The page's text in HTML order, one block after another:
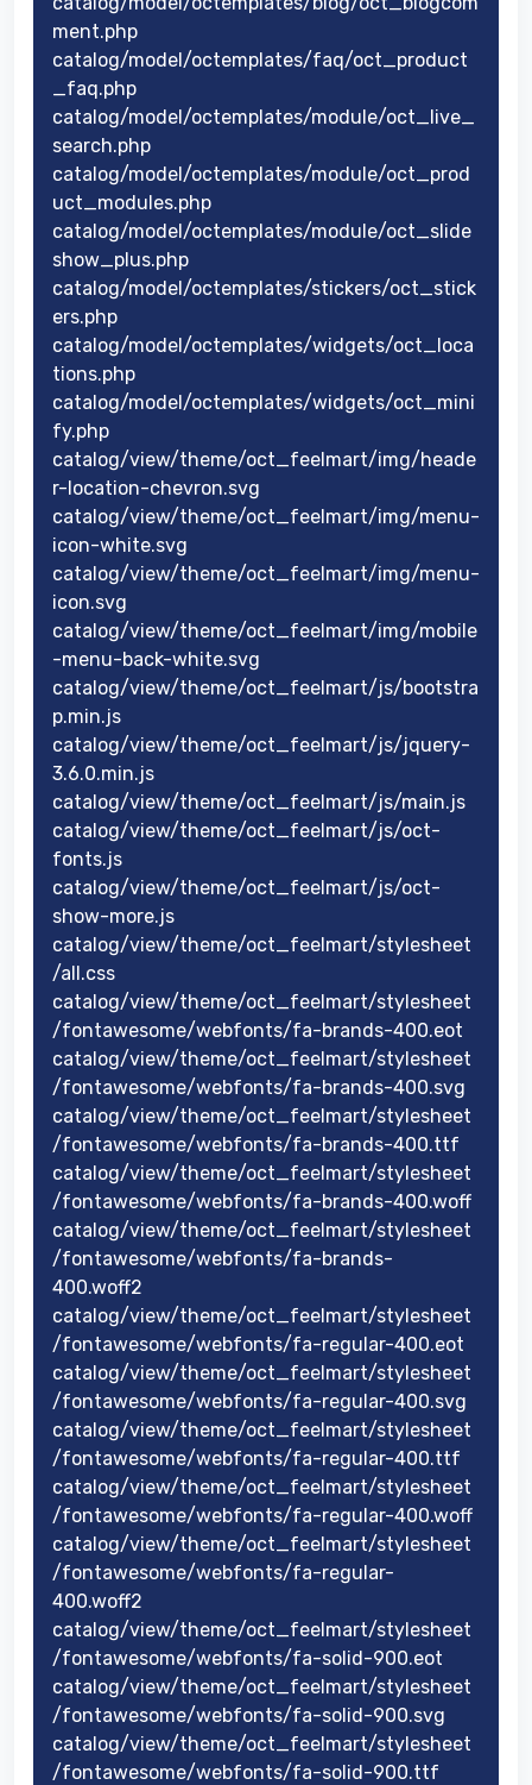
ment.php
catalog/model/octemplates/faq/oct_product
_faq.php
catalog/model/octemplates/module/oct_live_
search.php
catalog/model/octemplates/module/oct_prod
uct_modules.php
catalog/model/octemplates/module/oct_slide
show_plus.php
catalog/model/octemplates/stickers/oct_stick
ers.php
catalog/model/octemplates/widgets/oct_loca
tions.php
catalog/model/octemplates/widgets/oct_mini
fy.php
catalog/view/theme/oct_feelmart/img/heade
r-location-chevron.svg
catalog/view/theme/oct_feelmart/img/menu-
icon-white.svg
catalog/view/theme/oct_feelmart/img/menu-
icon.svg
catalog/view/theme/oct_feelmart/img/mobile
-menu-back-white.svg
catalog/view/theme/oct_feelmart/js/bootstra
p.min.js
catalog/view/theme/oct_feelmart/js/jquery-
3.6.0.min.js
catalog/view/theme/oct_feelmart/js/main.js
catalog/view/theme/oct_feelmart/js/oct-
fonts.js
catalog/view/theme/oct_feelmart/js/oct-
show-more.js
catalog/view/theme/oct_feelmart/stylesheet
/all.css
catalog/view/theme/oct_feelmart/stylesheet
/fontawesome/webfonts/fa-brands-400.eot
catalog/view/theme/oct_feelmart/stylesheet
/fontawesome/webfonts/fa-brands-400.svg
catalog/view/theme/oct_feelmart/stylesheet
/fontawesome/webfonts/fa-brands-400.ttf
catalog/view/theme/oct_feelmart/stylesheet
/fontawesome/webfonts/fa-brands-400.woff
catalog/view/theme/oct_feelmart/stylesheet
/fontawesome/webfonts/fa-brands-
400.woff2
catalog/view/theme/oct_feelmart/stylesheet
/fontawesome/webfonts/fa-regular-400.eot
catalog/view/theme/oct_feelmart/stylesheet
/fontawesome/webfonts/fa-regular-400.svg
catalog/view/theme/oct_feelmart/stylesheet
/fontawesome/webfonts/fa-regular-400.ttf
catalog/view/theme/oct_feelmart/stylesheet
/fontawesome/webfonts/fa-regular-400.woff
catalog/view/theme/oct_feelmart/stylesheet
/fontawesome/webfonts/fa-regular-
400.woff2
catalog/view/theme/oct_feelmart/stylesheet
/fontawesome/webfonts/fa-solid-900.eot
catalog/view/theme/oct_feelmart/stylesheet
/fontawesome/webfonts/fa-solid-900.svg
catalog/view/theme/oct_feelmart/stylesheet
/fontawesome/webfonts/fa-solid-900.ttf